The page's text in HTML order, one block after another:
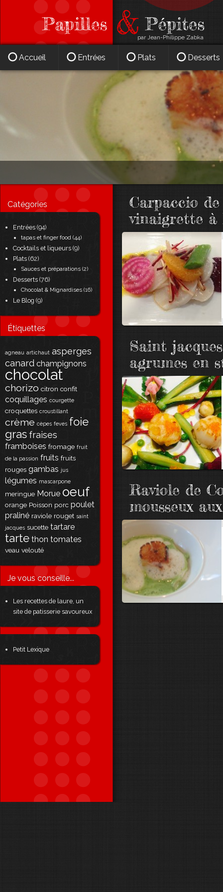
par Jean-Philippe Zabka
Catégories
Entrées (94)
tapas et finger food (44)
Cocktails et liqueurs (9)
Plats (62)
Sauces et préparations (2)
Desserts (76)
Chocolat & Mignardises (16)
Le Blog (9)
Étiquettes
agneau artichaut asperges
canard champignons
chocolat
chorizo citron confit
coquillages courgette
croquettes croustillant
crème cèpes feves foie
gras fraises
framboises fromage fruit
de la passion fruits fruits
rouges gambas jus
légumes mascarpone
meringue Morue oeuf
orange Poisson porc poulet
praliné raviole rouget saint
jacques sucette tartare
tarte thon tomates
veau velouté
Je vous conseille...
Les recettes de laure, un
site de patisserie savoureux
Petit Lexique
Carpaccio
vinaigrette à
Saint
agrumes en
Raviole de
mousseux
Accueil Entrées Plats Desserts